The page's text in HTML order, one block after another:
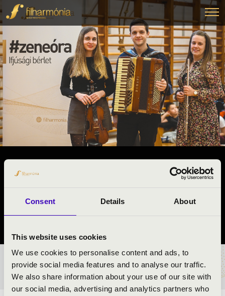
Consent Details About
This website uses cookies
We use cookies to personalise content and ads, to
provide social media features and to analyse our traffic.
We also share information about your use of our site with
our social media, advertising and analytics partners who
#ZENEÓRA - KÉMÉNDI TRIÓ
Mohács
BÉRLET- ÉS JEGYÁRAK